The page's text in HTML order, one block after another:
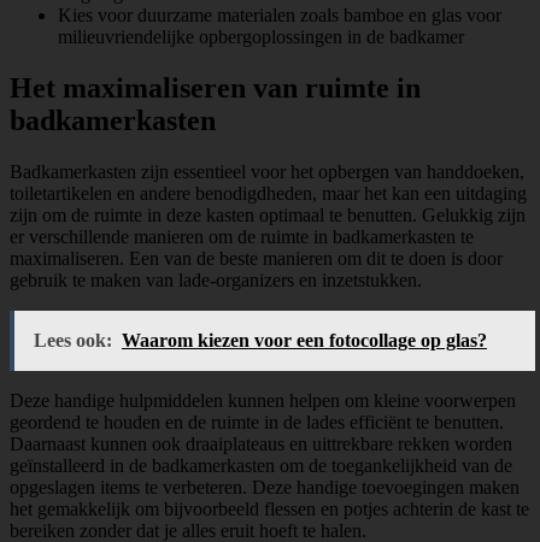
Kies voor duurzame materialen zoals bamboe en glas voor
milieuvriendelijke opbergoplossingen in de badkamer
Het maximaliseren van ruimte in
badkamerkasten
Badkamerkasten zijn essentieel voor het opbergen van handdoeken,
toiletartikelen en andere benodigdheden, maar het kan een uitdaging
zijn om de ruimte in deze kasten optimaal te benutten. Gelukkig zijn
er verschillende manieren om de ruimte in badkamerkasten te
maximaliseren. Een van de beste manieren om dit te doen is door
gebruik te maken van lade-organizers en inzetstukken.
Lees ook: Waarom kiezen voor een fotocollage op glas?
Deze handige hulpmiddelen kunnen helpen om kleine voorwerpen
geordend te houden en de ruimte in de lades efficiënt te benutten.
Daarnaast kunnen ook draaiplateaus en uittrekbare rekken worden
geïnstalleerd in de badkamerkasten om de toegankelijkheid van de
opgeslagen items te verbeteren. Deze handige toevoegingen maken
het gemakkelijk om bijvoorbeeld flessen en potjes achterin de kast te
bereiken zonder dat je alles eruit hoeft te halen.